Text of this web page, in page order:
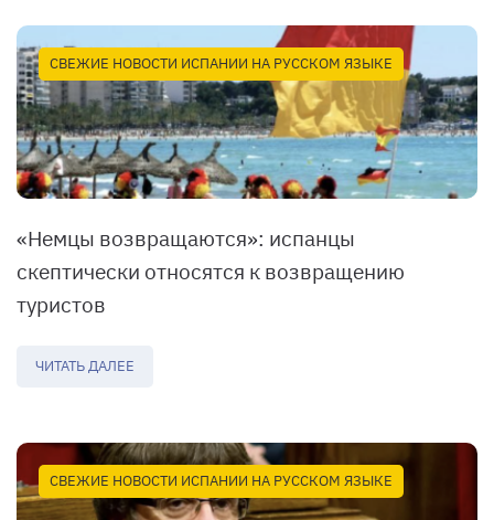
СВЕЖИЕ НОВОСТИ ИСПАНИИ НА РУССКОМ ЯЗЫКЕ
«Немцы возвращаются»: испанцы
скептически относятся к возвращению
туристов
ЧИТАТЬ ДАЛЕЕ
СВЕЖИЕ НОВОСТИ ИСПАНИИ НА РУССКОМ ЯЗЫКЕ